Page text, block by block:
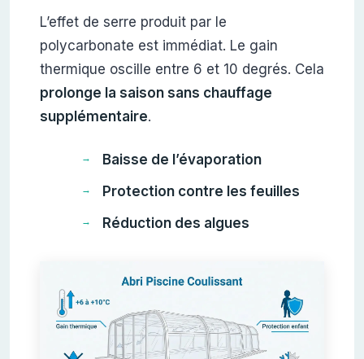
L’effet de serre produit par le
polycarbonate est immédiat. Le gain
thermique oscille entre 6 et 10 degrés. Cela
prolonge la saison sans chauffage
supplémentaire.
Baisse de l’évaporation
Protection contre les feuilles
Réduction des algues